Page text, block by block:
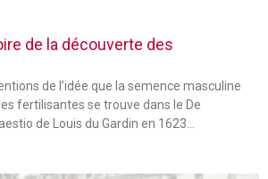
de la découverte des
de l’idée que la semence masculine
fertilisantes se trouve dans le De
de Louis du Gardin en 1623…